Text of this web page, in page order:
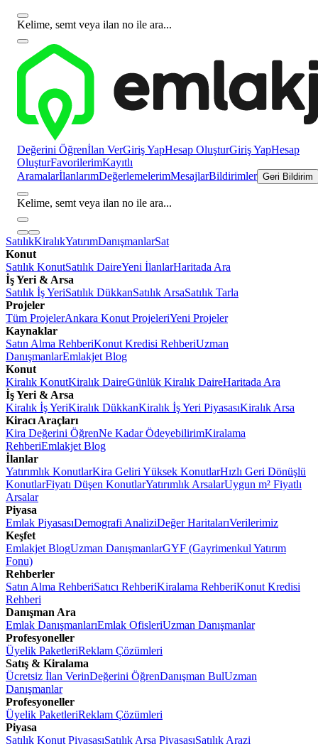
Kelime, semt veya ilan no ile ara...
Değerini Öğrenİlan VerGiriş YapHesap OluşturGiriş YapHesap
OluşturFavorilerimKayıtlı
AramalarİlanlarımDeğerlemelerimMesajlarBildirimler Geri Bildirim
Kelime, semt veya ilan no ile ara...
SatılıkKiralıkYatırımDanışmanlarSat
Konut
Satılık KonutSatılık DaireYeni İlanlarHaritada Ara
İş Yeri & Arsa
Satılık İş YeriSatılık DükkanSatılık ArsaSatılık Tarla
Projeler
Tüm ProjelerAnkara Konut ProjeleriYeni Projeler
Kaynaklar
Satın Alma RehberiKonut Kredisi RehberiUzman
DanışmanlarEmlakjet Blog
Konut
Kiralık KonutKiralık DaireGünlük Kiralık DaireHaritada Ara
İş Yeri & Arsa
Kiralık İş YeriKiralık DükkanKiralık İş Yeri PiyasasıKiralık Arsa
Kiracı Araçları
Kira Değerini ÖğrenNe Kadar ÖdeyebilirimKiralama
RehberiEmlakjet Blog
İlanlar
Yatırımlık KonutlarKira Geliri Yüksek KonutlarHızlı Geri Dönüşlü
KonutlarFiyatı Düşen KonutlarYatırımlık ArsalarUygun m² Fiyatlı
Arsalar
Piyasa
Emlak PiyasasıDemografi AnaliziDeğer HaritalarıVerilerimiz
Keşfet
Emlakjet BlogUzman DanışmanlarGYF (Gayrimenkul Yatırım
Fonu)
Rehberler
Satın Alma RehberiSatıcı RehberiKiralama RehberiKonut Kredisi
Rehberi
Danışman Ara
Emlak DanışmanlarıEmlak OfisleriUzman Danışmanlar
Profesyoneller
Üyelik PaketleriReklam Çözümleri
Satış & Kiralama
Ücretsiz İlan VerinDeğerini ÖğrenDanışman BulUzman
Danışmanlar
Profesyoneller
Üyelik PaketleriReklam Çözümleri
Piyasa
Satılık Konut PiyasasıSatılık Arsa PiyasasıSatılık Arazi